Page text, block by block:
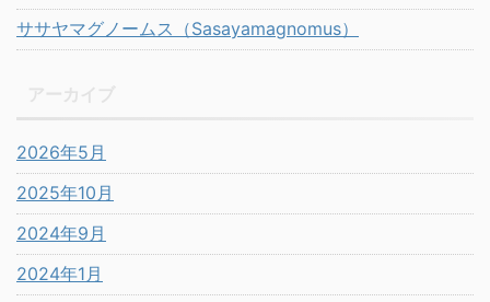
ササヤマグノームス（Sasayamagnomus）
2026年5月
2025年10月
2024年9月
2024年1月